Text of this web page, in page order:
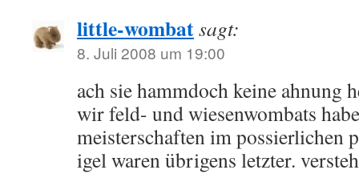
little-wombatsagt:
8. Juli 2008 um 19:00
ach sie hammdoch keine
wir feld- und wiesenwombats
meisterschaften im possierlichen
igel waren übrigens letzter.